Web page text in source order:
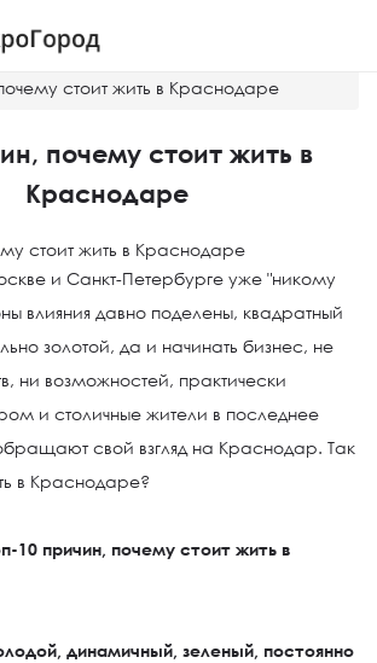
стоит жить в Краснодаре
почему стоит жить в
Краснодаре
и Санкт-Петербурге уже "никому
влияния давно поделены, квадратный
золотой, да и начинать бизнес, не
ни возможностей, практически
и столичные жители в последнее
свой взгляд на Краснодар. Так
в Краснодаре?
10 причин, почему стоит жить в
динамичный, зеленый, постоянно